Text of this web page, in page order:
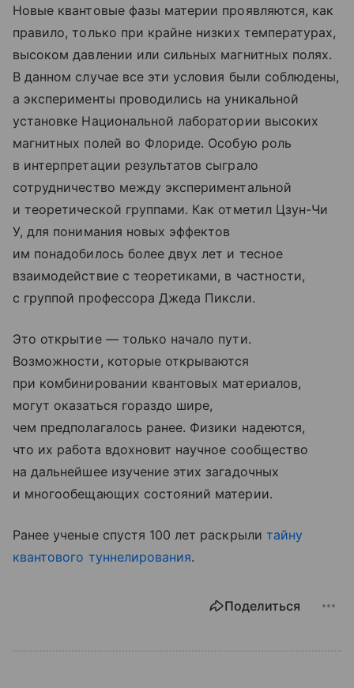
Новые квантовые фазы материи проявляются, как
правило, только при крайне низких температурах,
высоком давлении или сильных магнитных полях.
В данном случае все эти условия были соблюдены,
а эксперименты проводились на уникальной
установке Национальной лаборатории высоких
магнитных полей во Флориде. Особую роль
в интерпретации результатов сыграло
сотрудничество между экспериментальной
и теоретической группами. Как отметил Цзун-Чи
У, для понимания новых эффектов
им понадобилось более двух лет и тесное
взаимодействие с теоретиками, в частности,
с группой профессора Джеда Пиксли.
Это открытие — только начало пути.
Возможности, которые открываются
при комбинировании квантовых материалов,
могут оказаться гораздо шире,
чем предполагалось ранее. Физики надеются,
что их работа вдохновит научное сообщество
на дальнейшее изучение этих загадочных
и многообещающих состояний материи.
Ранее ученые спустя 100 лет раскрыли тайну
квантового туннелирования.
Поделиться